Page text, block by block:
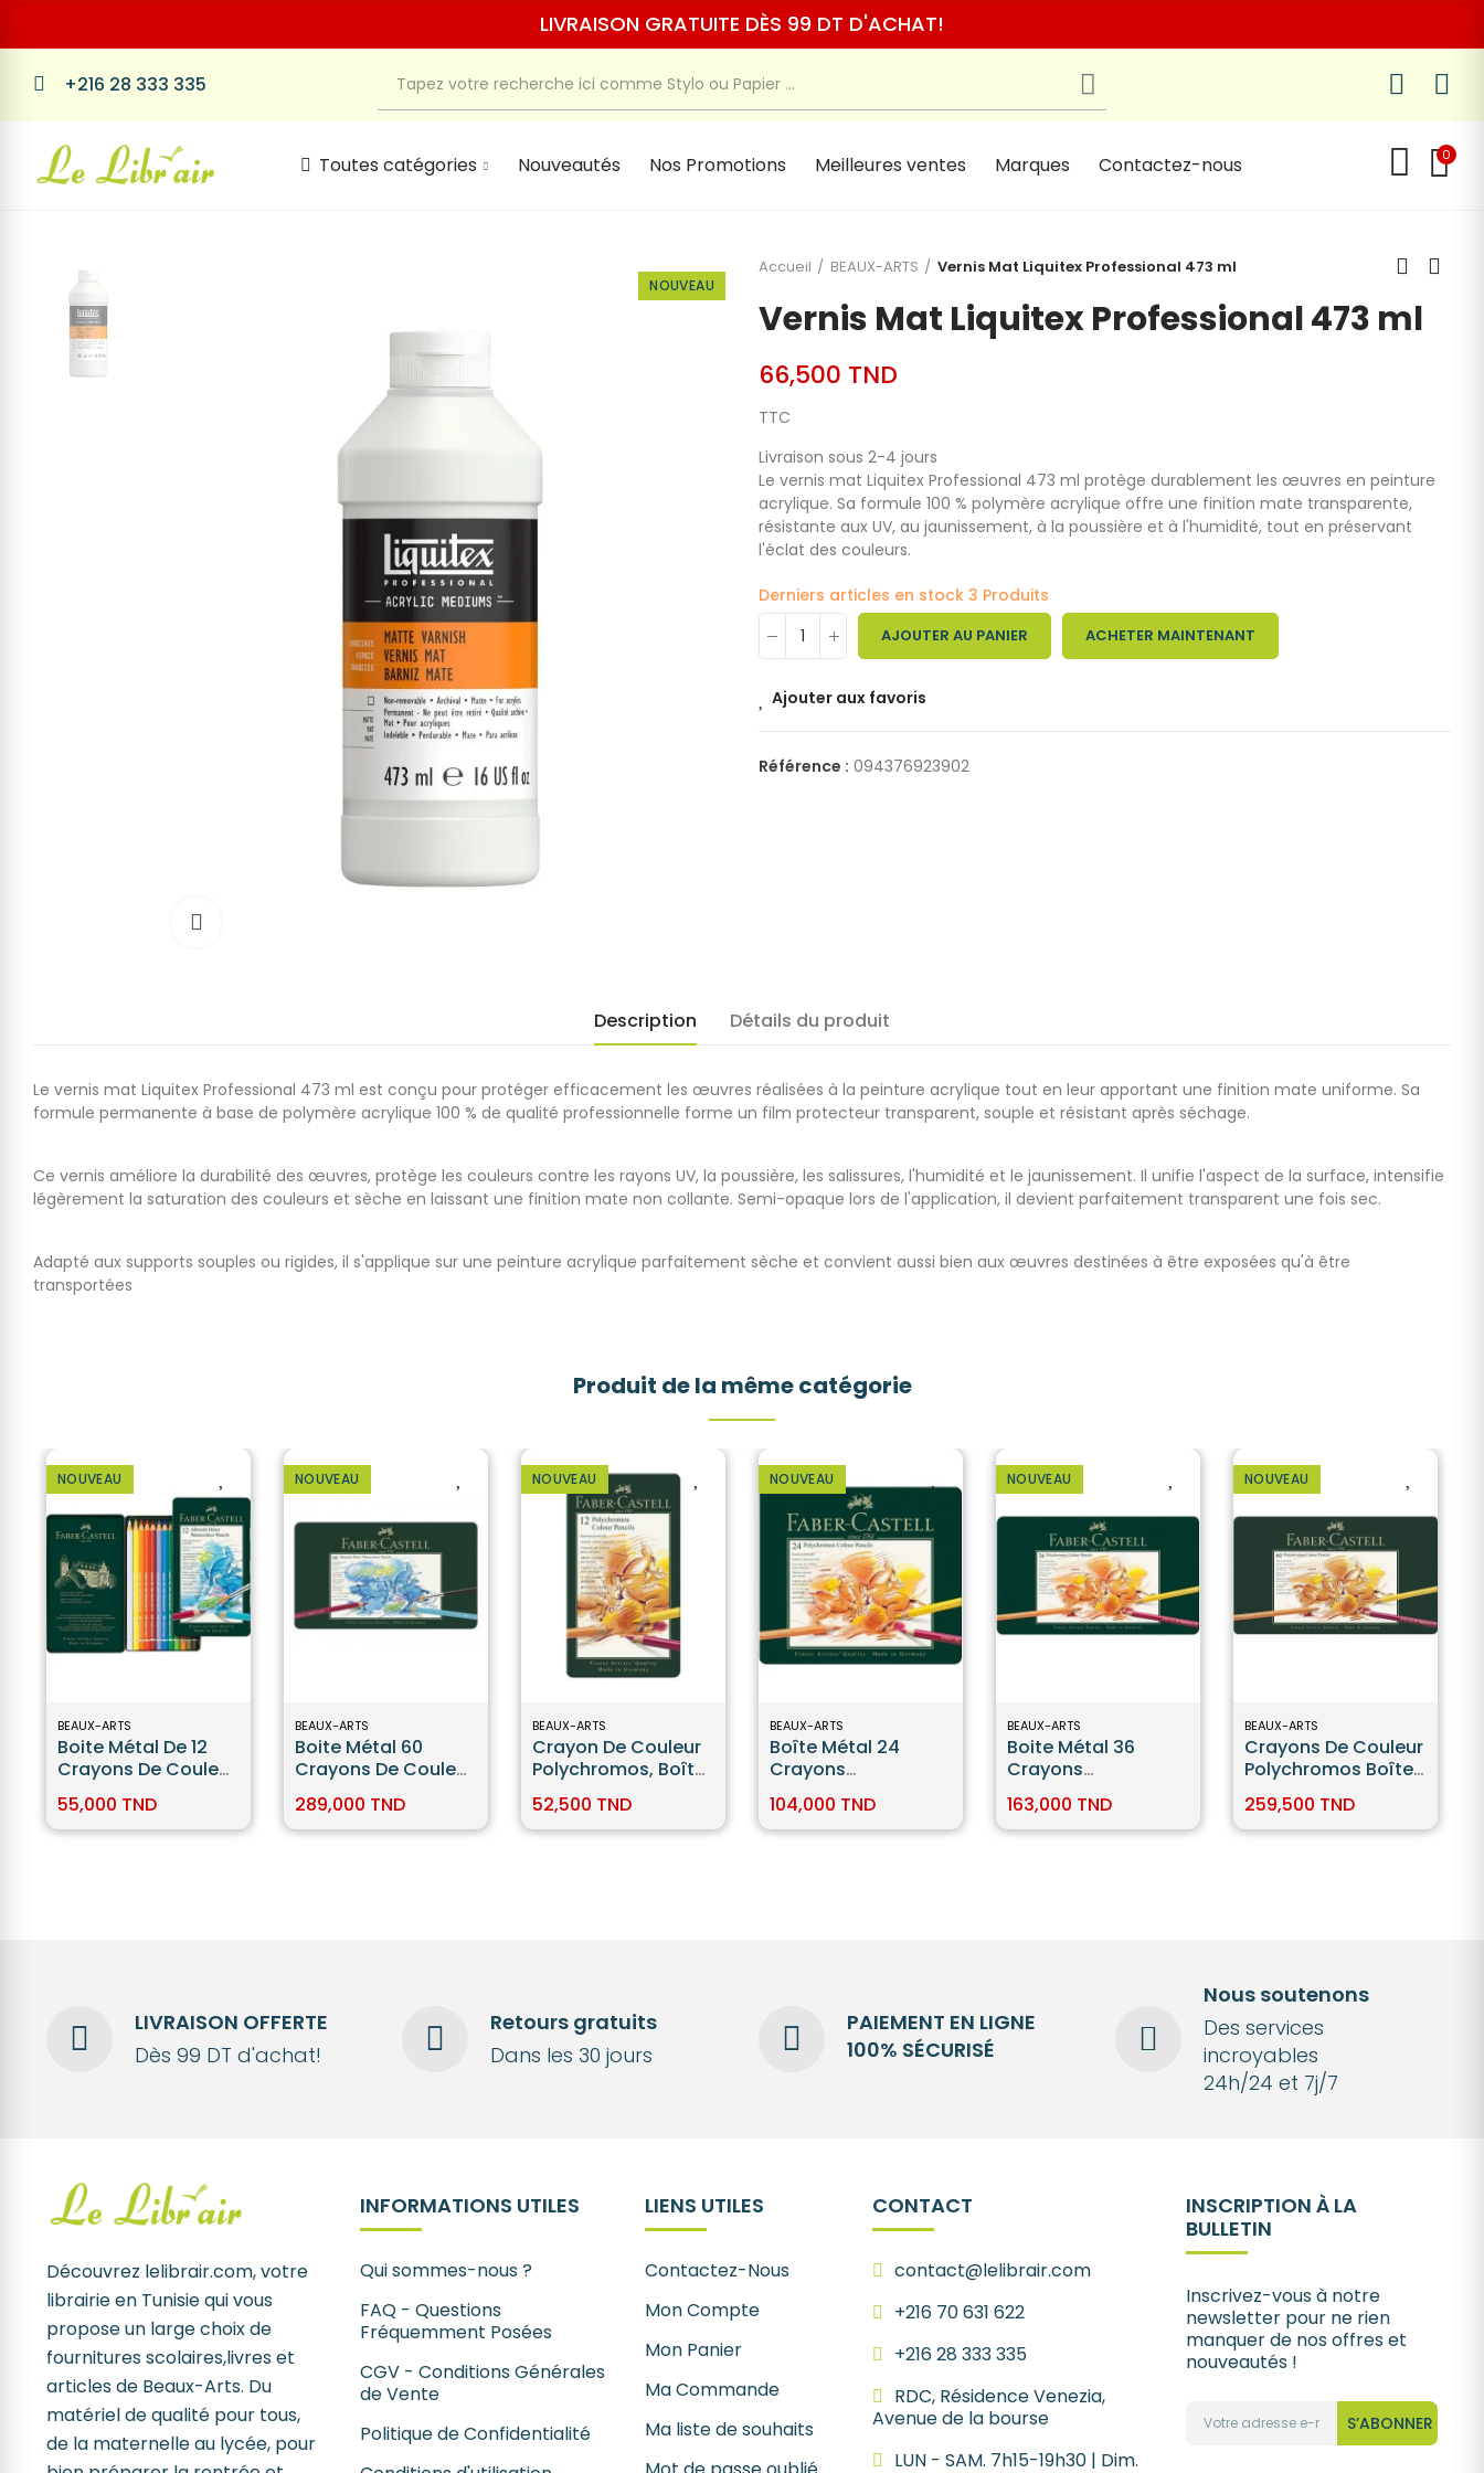
LIVRAISON GRATUITE DÈS 99 DT D'ACHAT!
+216 28 333 335
Toutes catégories Nouveautés Nos Promotions Meilleures ventes Marques Contactez-nous 0
NOUVEAU
Accueil BEAUX-ARTS Vernis Mat Liquitex Professional 473 ml
Vernis Mat Liquitex Professional 473 ml
66,500 TND
TTC
Livraison sous 2-4 jours
Le vernis mat Liquitex Professional 473 ml protège durablement les œuvres en peinture
acrylique. Sa formule 100 % polymère acrylique offre une finition mate transparente,
résistante aux UV, au jaunissement, à la poussière et à l'humidité, tout en préservant
l'éclat des couleurs.
Derniers articles en stock 3 Produits
AJOUTER AU PANIER ACHETER MAINTENANT
Ajouter aux favoris
Référence : 094376923902
Description Détails du produit
Le vernis mat Liquitex Professional 473 ml est conçu pour protéger efficacement les œuvres réalisées à la peinture acrylique tout en leur apportant une finition mate uniforme. Sa
formule permanente à base de polymère acrylique 100 % de qualité professionnelle forme un film protecteur transparent, souple et résistant après séchage.
Ce vernis améliore la durabilité des œuvres, protège les couleurs contre les rayons UV, la poussière, les salissures, l'humidité et le jaunissement. Il unifie l'aspect de la surface, intensifie
légèrement la saturation des couleurs et sèche en laissant une finition mate non collante. Semi-opaque lors de l'application, il devient parfaitement transparent une fois sec.
Adapté aux supports souples ou rigides, il s'applique sur une peinture acrylique parfaitement sèche et convient aussi bien aux œuvres destinées à être exposées qu'à être
transportées
Produit de la même catégorie
NOUVEAU
BEAUX-ARTS
Boite Métal De 12
Crayons De Couleur
Faber Castell
55,000 TND
NOUVEAU
BEAUX-ARTS
Boite Métal 60
Crayons De Couleur
Faber-Castell
289,000 TND
NOUVEAU
BEAUX-ARTS
Crayon De Couleur
Polychromos, Boîte
52,500 TND
NOUVEAU
BEAUX-ARTS
Boîte Métal 24
Crayons
Castell
104,000 TND
NOUVEAU
BEAUX-ARTS
Boite Métal 36
Crayons
Faber Castell
163,000 TND
NOUVEAU
BEAUX-ARTS
Crayons De Couleur
Polychromos Boîte
Faber-Castell
259,500 TND
LIVRAISON OFFERTE
Dès 99 DT d'achat!
Retours gratuits
Dans les 30 jours
PAIEMENT EN LIGNE
100% SÉCURISÉ
Nous soutenons
Des services
incroyables
24h/24 et 7j/7
Découvrez lelibrair.com, votre
librairie en Tunisie qui vous
propose un large choix de
fournitures scolaires,livres et
articles de Beaux-Arts. Du
matériel de qualité pour tous,
de la maternelle au lycée, pour
INFORMATIONS UTILES
Qui sommes-nous ?
FAQ - Questions
Fréquemment Posées
CGV - Conditions Générales
de Vente
Politique de Confidentialité
LIENS UTILES
Contactez-Nous
Mon Compte
Mon Panier
Ma Commande
Ma liste de souhaits
CONTACT
contact@lelibrair.com
+216 70 631 622
+216 28 333 335
RDC, Résidence Venezia,
Avenue de la bourse
LUN - SAM. 7h15-19h30 | Dim.
INSCRIPTION À LA
BULLETIN
Inscrivez-vous à notre
newsletter pour ne rien
manquer de nos offres et
nouveautés !
S’ABONNER